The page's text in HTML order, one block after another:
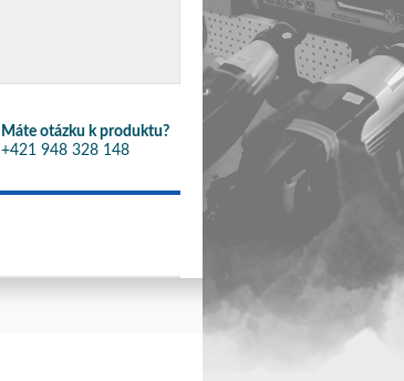
Máte otázku k produktu?
+421 948 328 148